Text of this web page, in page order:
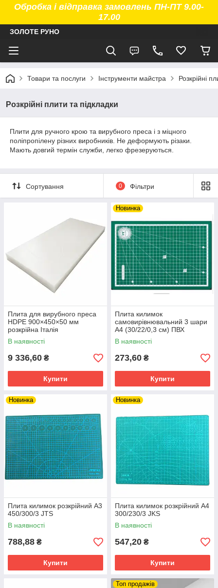
Обробка і відправка замовлень ПН-ПТ 9.00-
17.00
ЗОЛОТЕ РУНО
Товари та послуги Інструменти майстра Розкрійні
Розкрійні плити та підкладки
Плити для ручного крою та вирубного преса і з міцного
поліпропілену різних виробників. Не деформують різаки.
Мають довгий термін служби, легко фрезеруються.
Сортування 0 Фільтри
Плита для вирубного преса
HDPE 900×450×50 мм
розкрійна Італія
В наявності
9 336,60 ₴
Купити
Новинка
Плита килимок
самовирівнювальний 3 шари
А4 (30/22/0,3 см) ПВХ
В наявності
273,60 ₴
Купити
Новинка
Плита килимок розкрійний A3
450/300/3 JTS
В наявності
788,88 ₴
Купити
Новинка
Плита килимок розкрійний A4
300/230/3 JKS
В наявності
547,20 ₴
Купити
Топ продажів